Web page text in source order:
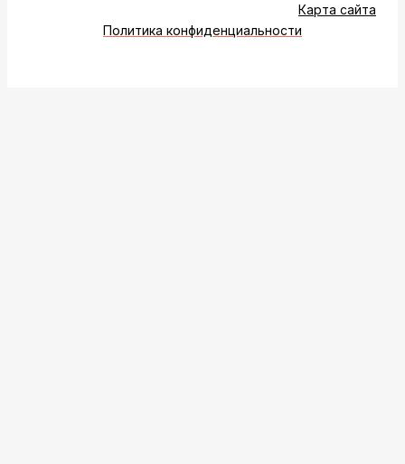
Карта сайта
Политика конфиденциальности